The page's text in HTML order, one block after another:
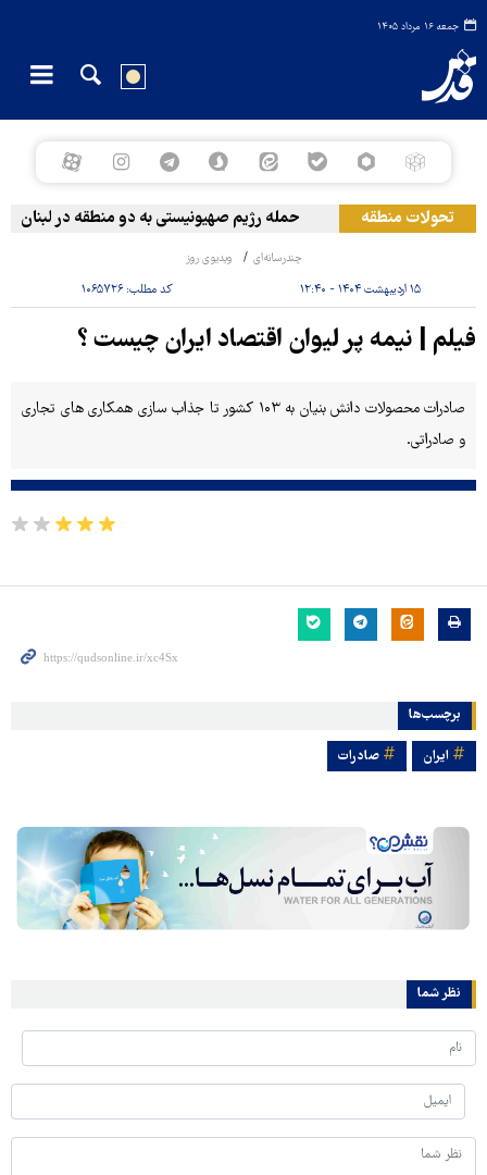
جمعه ۱۶ مرداد ۱۴۰۵
تحولات منطقه حمله رژیم صهیونیستی به دو منطقه در لبنان
چندرسانه‌ای ویدیوی روز
۱۵ اردیبهشت ۱۴۰۴ - ۱۲:۴۰ کد مطلب: ۱۰۶۵۷۲۶
فیلم | نیمه پر لیوان اقتصاد ایران چیست ؟
صادرات محصولات دانش بنیان به ۱۰۳ کشور تا جذاب سازی همکاری های تجاری
و صادراتی.
برچسب‌ها
ایران صادرات
نظر شما